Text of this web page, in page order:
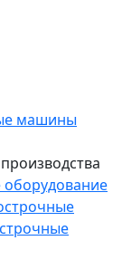
машины